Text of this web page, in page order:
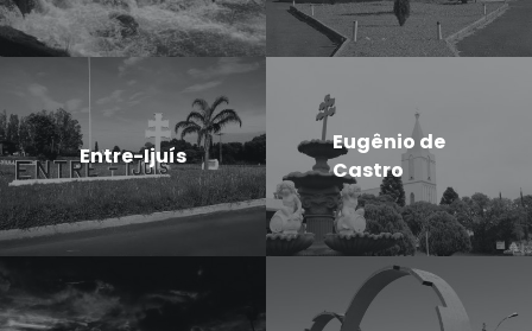
Entre-Ijuís
Eugênio de
Castro